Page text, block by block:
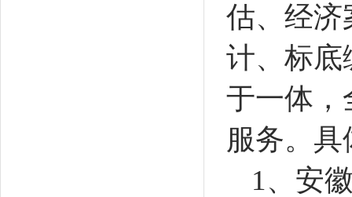
估、经济
计、标底
于一体，
服务。
1、安